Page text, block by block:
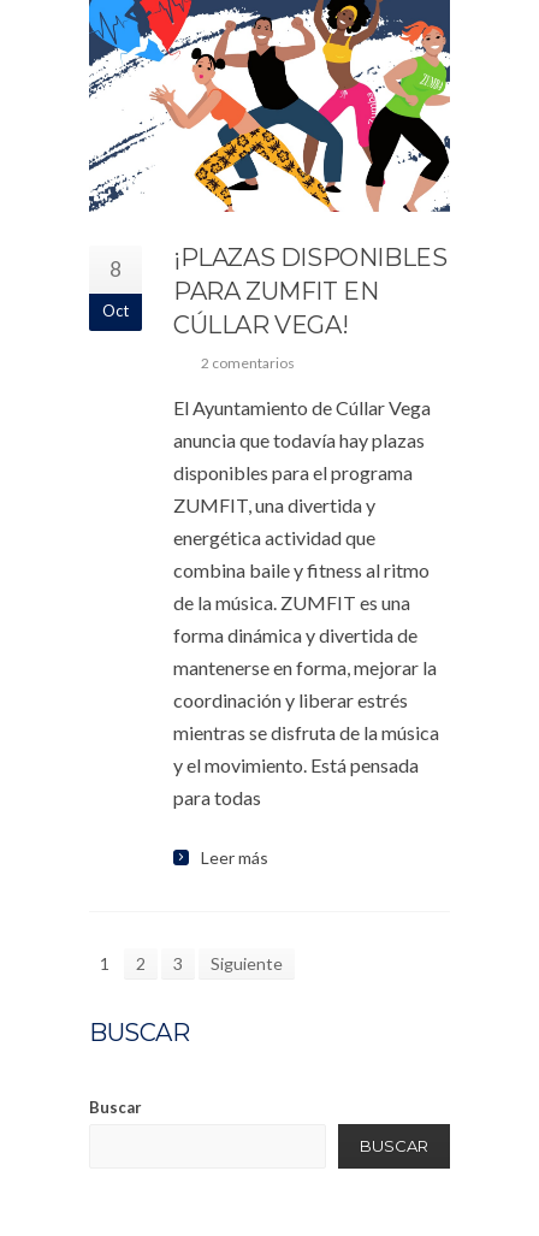
8
Oct
¡PLAZAS DISPONIBLES
PARA ZUMFIT EN
CÚLLAR VEGA!
2 comentarios
El Ayuntamiento de Cúllar Vega
anuncia que todavía hay plazas
disponibles para el programa
ZUMFIT, una divertida y
energética actividad que
combina baile y fitness al ritmo
de la música. ZUMFIT es una
forma dinámica y divertida de
mantenerse en forma, mejorar la
coordinación y liberar estrés
mientras se disfruta de la música
y el movimiento. Está pensada
para todas
Leer más
1 2 3 Siguiente
BUSCAR
Buscar
BUSCAR